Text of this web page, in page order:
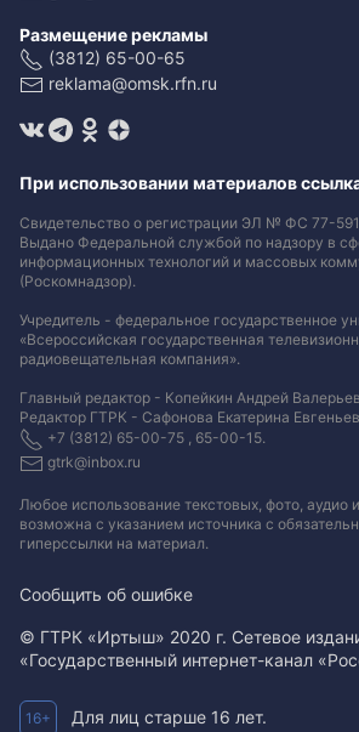
Размещение рекламы
(3812) 65-00-65
reklama@omsk.rfn.ru
При использовании материалов
Свидетельство о регистрации ЭЛ № ФС 77-
Выдано Федеральной службой по надзору в
информационных технологий и массовых
(Роскомнадзор).
Учредитель - федеральное государственное
«Всероссийская государственная
радиовещательная компания».
Главный редактор - Копейкин Андрей
Редактор ГТРК - Сафонова Екатерина
+7 (3812) 65-00-75 , 65-00-15.
gtrk@inbox.ru
Любое использование текстовых, фото, аудио
возможна с указанием источника с
гиперссылки на материал.
Сообщить об ошибке
© ГТРК «Иртыш» 2020 г. Сетевое
«Государственный интернет-канал
16+ Для лиц старше 16 лет.